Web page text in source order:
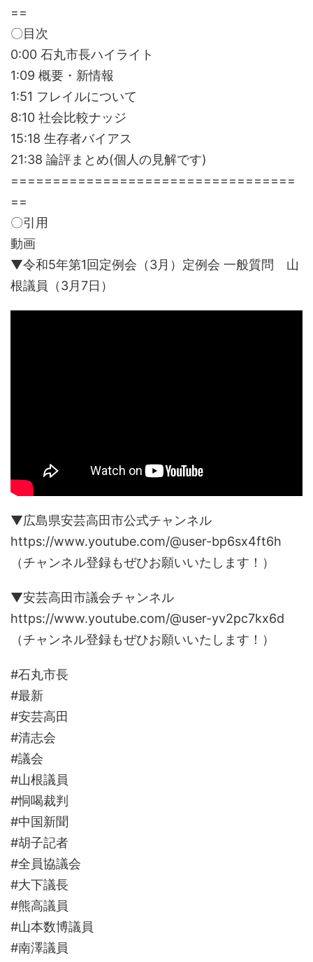
==
〇目次
0:00 石丸市長ハイライト
1:09 概要・新情報
1:51 フレイルについて
8:10 社会比較ナッジ
15:18 生存者バイアス
21:38 論評まとめ(個人の見解です)
==================================
==
〇引用
動画
▼令和5年第1回定例会（3月）定例会 一般質問 山
根議員（3月7日）
▼広島県安芸高田市公式チャンネル
https://www.youtube.com/@user-bp6sx4ft6h
（チャンネル登録もぜひお願いいたします！）
▼安芸高田市議会チャンネル
https://www.youtube.com/@user-yv2pc7kx6d
（チャンネル登録もぜひお願いいたします！）
#石丸市長
#最新
#安芸高田
#清志会
#議会
#山根議員
#恫喝裁判
#中国新聞
#胡子記者
#全員協議会
#大下議長
#熊高議員
#山本数博議員
#南澤議員